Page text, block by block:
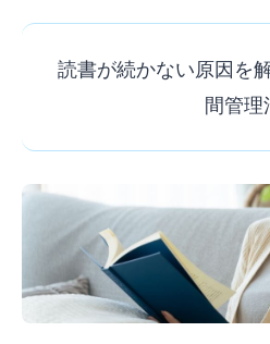
読書が続かない原因を
間管理